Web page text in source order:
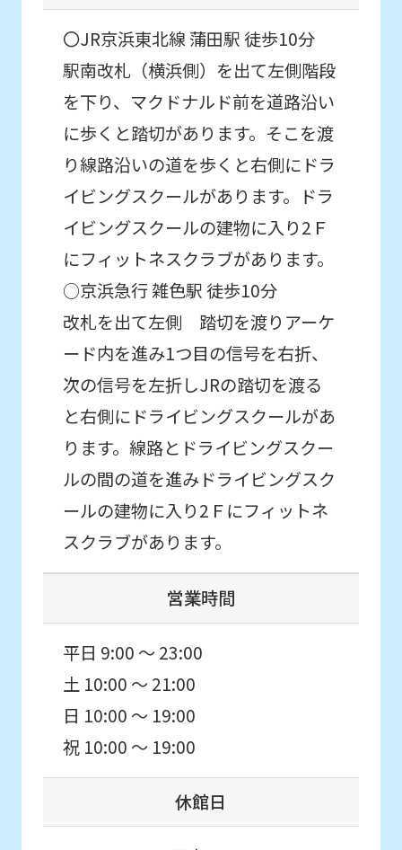
〇JR京浜東北線 蒲田駅 徒歩10分
駅南改札（横浜側）を出て左側階段
を下り、マクドナルド前を道路沿い
に歩くと踏切があります。そこを渡
り線路沿いの道を歩くと右側にドラ
イビングスクールがあります。ドラ
イビングスクールの建物に入り2Ｆ
にフィットネスクラブがあります。
○京浜急行 雑色駅 徒歩10分
改札を出て左側 踏切を渡りアーケ
ード内を進み1つ目の信号を右折、
次の信号を左折しJRの踏切を渡る
と右側にドライビングスクールがあ
ります。線路とドライビングスクー
ルの間の道を進みドライビングスク
ールの建物に入り2Ｆにフィットネ
スクラブがあります。
営業時間
平日 9:00 ～ 23:00
土 10:00 ～ 21:00
日 10:00 ～ 19:00
祝 10:00 ～ 19:00
休館日
not
be
an
accurate
translation.
The
translation
may
differ
from
the
original
content.
We
ask
that
you
fully
understand
before
using
the